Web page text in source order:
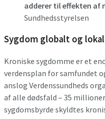
adderer til effekten af
Sundhedsstyrelsen
Sygdom globalt og
Kroniske sygdomme er et
verdensplan for samfundet
anslog Verdenssundheds
af alle dødsfald – 35
sygdomsbyrde skyldtes